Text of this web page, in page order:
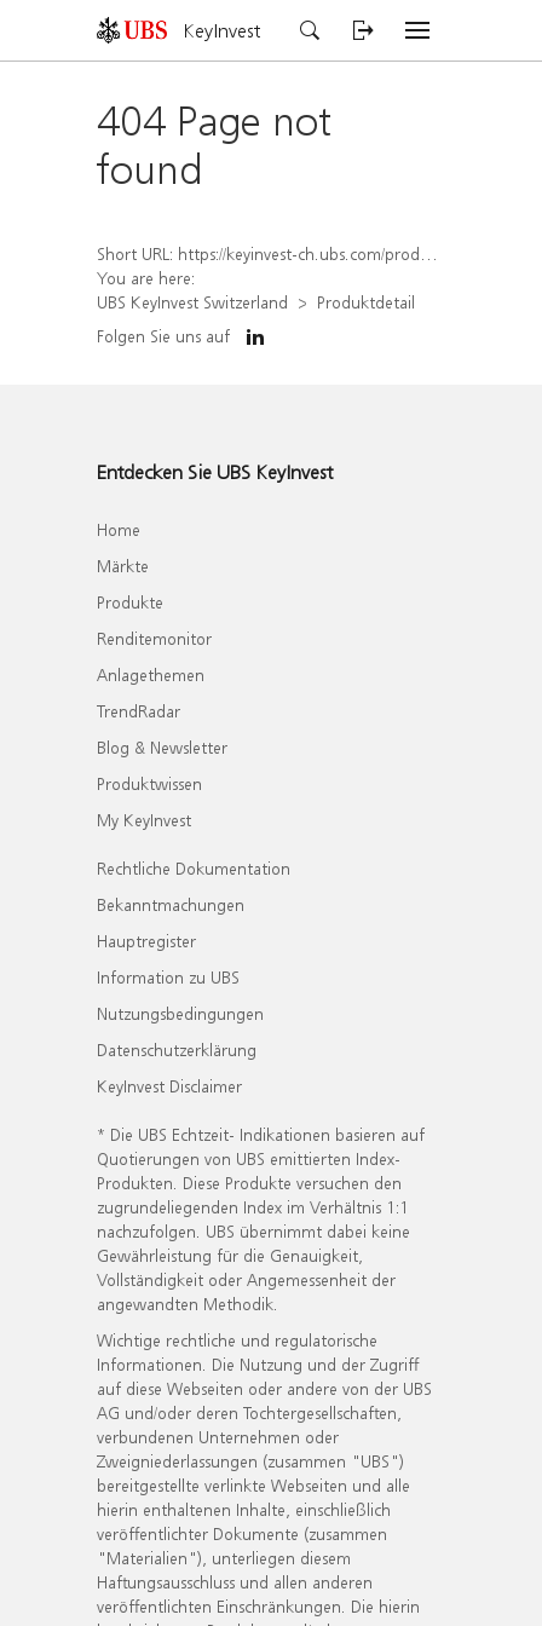
KeyInvest
404 Page not
found
Short URL: https://keyinvest-ch.ubs.com/produkt/detail/index/isin/CH1578817897
You are here:
UBS KeyInvest Switzerland
Produktdetail
Folgen Sie uns auf
Entdecken Sie UBS KeyInvest
Home
Märkte
Produkte
Renditemonitor
Anlagethemen
TrendRadar
Blog & Newsletter
Produktwissen
My KeyInvest
Rechtliche Dokumentation
Bekanntmachungen
Hauptregister
Information zu UBS
Nutzungsbedingungen
Datenschutzerklärung
KeyInvest Disclaimer
* Die UBS Echtzeit- Indikationen basieren auf
Quotierungen von UBS emittierten Index-
Produkten. Diese Produkte versuchen den
zugrundeliegenden Index im Verhältnis 1:1
nachzufolgen. UBS übernimmt dabei keine
Gewährleistung für die Genauigkeit,
Vollständigkeit oder Angemessenheit der
angewandten Methodik.
Wichtige rechtliche und regulatorische
Informationen. Die Nutzung und der Zugriff
auf diese Webseiten oder andere von der UBS
AG und/oder deren Tochtergesellschaften,
verbundenen Unternehmen oder
Zweigniederlassungen (zusammen "UBS")
bereitgestellte verlinkte Webseiten und alle
hierin enthaltenen Inhalte, einschließlich
veröffentlichter Dokumente (zusammen
"Materialien"), unterliegen diesem
Haftungsausschluss und allen anderen
veröffentlichten Einschränkungen. Die hierin